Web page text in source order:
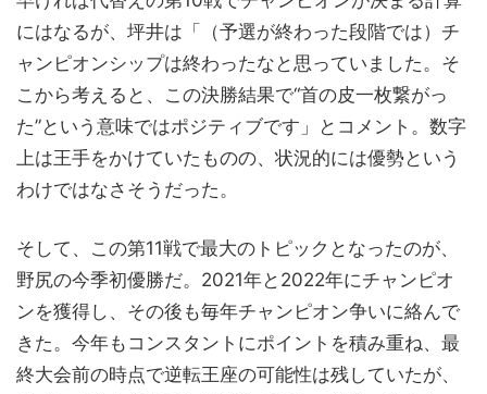
にはなるが、坪井は「（予選が終わった段階では）チ
ャンピオンシップは終わったなと思っていました。そ
こから考えると、この決勝結果で“首の皮一枚繋がっ
た”という意味ではポジティブです」とコメント。数字
上は王手をかけていたものの、状況的には優勢という
わけではなさそうだった。
そして、この第11戦で最大のトピックとなったのが、
野尻の今季初優勝だ。2021年と2022年にチャンピオ
ンを獲得し、その後も毎年チャンピオン争いに絡んで
きた。今年もコンスタントにポイントを積み重ね、最
終大会前の時点で逆転王座の可能性は残していたが、